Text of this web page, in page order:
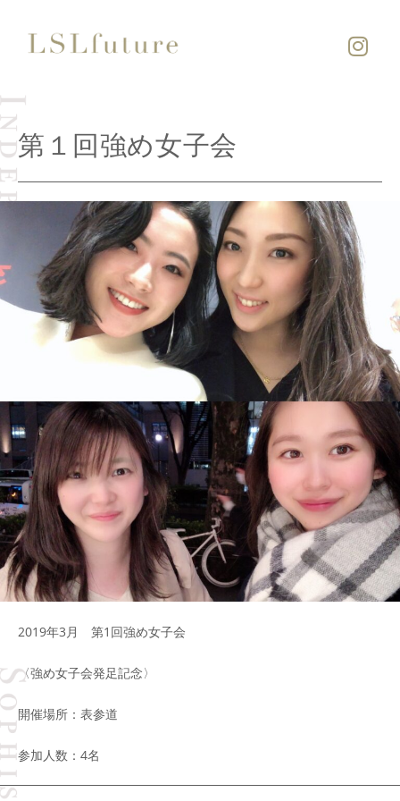
第１回強め女子会
2019年3月 第1回強め女子会
〈強め女子会発足記念〉
開催場所：表参道
参加人数：4名